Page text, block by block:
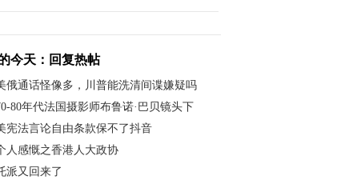
今天：回复热帖
俄通话怪像多，川普能洗清间谍嫌疑吗
80年代法国摄影师布鲁诺·巴贝镜头下
宪法言论自由条款保不了抖音
人感慨之香港人大政协
派又回来了